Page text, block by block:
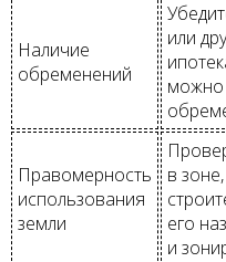
Наличие
обременений
или
можно
Правомерность
использования
земли
в
его
и